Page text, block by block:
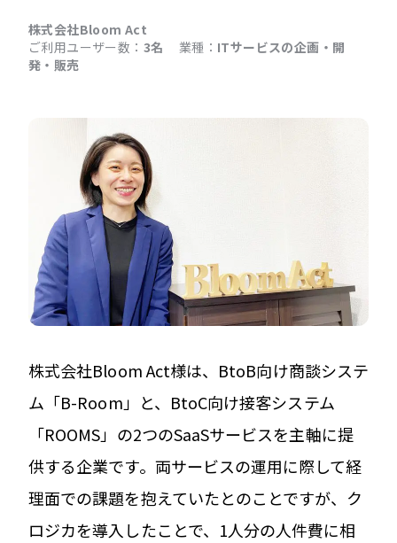
株式会社Bloom Act
ご利用ユーザー数： 3名 業種： ITサービスの企画・開
発・販売
株式会社Bloom Act様は、BtoB向け商談システ
ム「B-Room」と、BtoC向け接客システム
「ROOMS」の2つのSaaSサービスを主軸に提
供する企業です。両サービスの運用に際して経
理面での課題を抱えていたとのことですが、ク
ロジカを導入したことで、1人分の人件費に相